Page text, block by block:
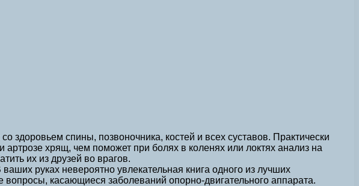
спины, позвоночника, костей и всех суставов. Практически
хрящ, чем поможет при болях в коленях или локтях анализ на
их из друзей во врагов.
руках невероятно увлекательная книга одного из лучших
касающиеся заболеваний опорно-двигательного аппарата.